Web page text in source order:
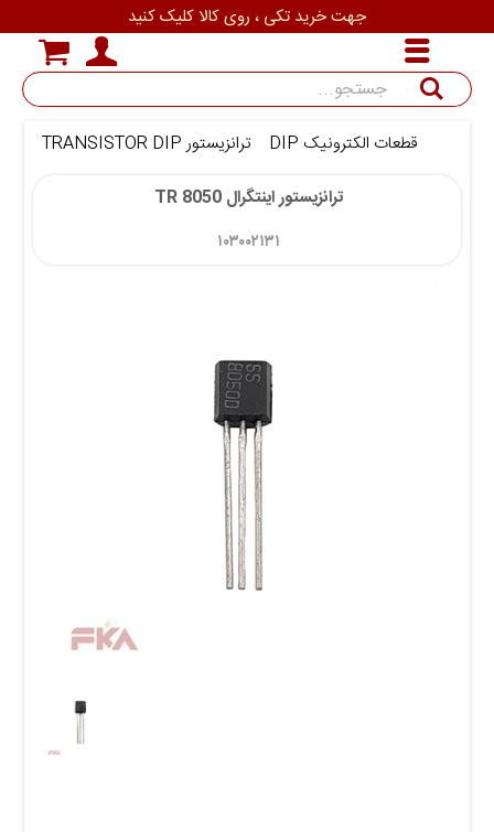
قطعات الکترونیک DIP ترانزیستور TRANSISTOR DIP
ترانزیستور اینتگرال TR 8050
۱۰۳۰۰۲۱۳۱
جهت خرید تکی ، روی کالا کلیک کنید